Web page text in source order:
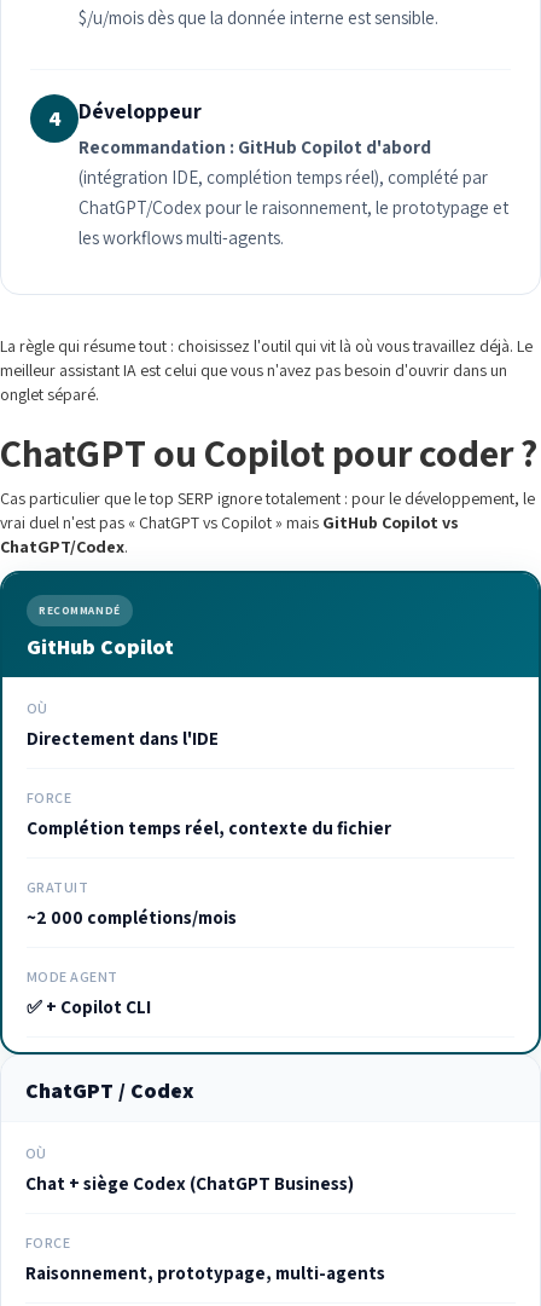
$/u/mois dès que la donnée interne est sensible.
4 Développeur
Recommandation : GitHub Copilot d'abord
(intégration IDE, complétion temps réel), complété par
ChatGPT/Codex pour le raisonnement, le prototypage et
les workflows multi-agents.
La règle qui résume tout : choisissez l'outil qui vit là où vous travaillez déjà. Le
meilleur assistant IA est celui que vous n'avez pas besoin d'ouvrir dans un
onglet séparé.
ChatGPT ou Copilot pour coder ?
Cas particulier que le top SERP ignore totalement : pour le développement, le
vrai duel n'est pas « ChatGPT vs Copilot » mais GitHub Copilot vs
ChatGPT/Codex.
RECOMMANDÉ
GitHub Copilot
OÙ
Directement dans l'IDE
FORCE
Complétion temps réel, contexte du fichier
GRATUIT
~2 000 complétions/mois
MODE AGENT
✅ + Copilot CLI
ChatGPT / Codex
OÙ
Chat + siège Codex (ChatGPT Business)
FORCE
Raisonnement, prototypage, multi-agents